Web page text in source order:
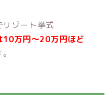
ゾート挙式
10万円～20万円ほど